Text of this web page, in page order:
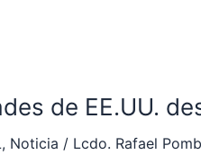
de EE.UU.
, Noticia / Lcdo. Rafael